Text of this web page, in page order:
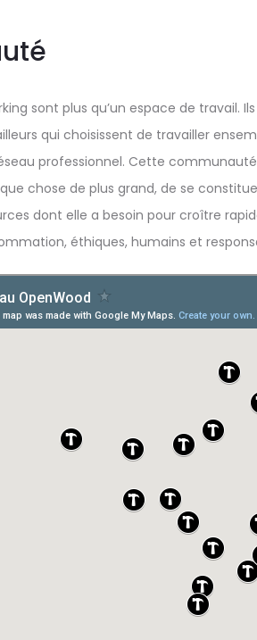
sont plus qu’un espace de travail.
qui choisissent de travailler
professionnel. Cette
chose de plus grand, de se
dont elle a besoin pour croître
éthiques, humains et